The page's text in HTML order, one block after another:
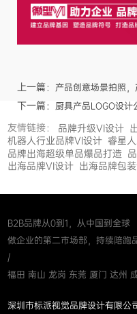
上一篇： 产品创意场景拍照
下一篇： 厨具产品LOGO设计
友情链接： 品牌升级VI设计
机器人行业品牌VI设计 睿星
品牌出海超级单品爆品打造
出海品牌VI设计 出海品牌包
B2B品牌从0到1，从中国到全球
做企业的第二市场部，持续陪跑
/
福田 南山 龙岗 东莞 厦门 达州
深圳市标派视觉品牌设计有限公